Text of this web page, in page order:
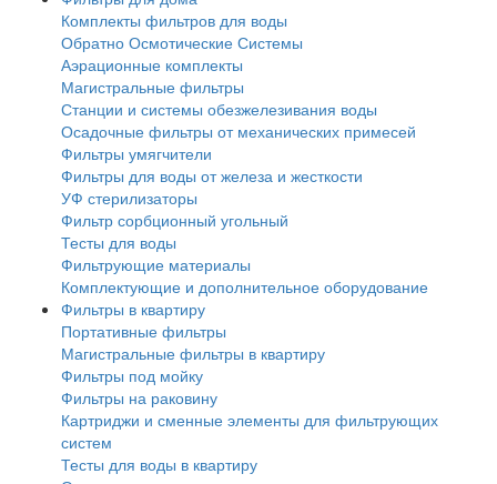
Комплекты фильтров для воды
Обратно Осмотические Системы
Аэрационные комплекты
Магистральные фильтры
Станции и системы обезжелезивания воды
Осадочные фильтры от механических примесей
Фильтры умягчители
Фильтры для воды от железа и жесткости
УФ стерилизаторы
Фильтр сорбционный угольный
Тесты для воды
Фильтрующие материалы
Комплектующие и дополнительное оборудование
Фильтры в квартиру
Портативные фильтры
Магистральные фильтры в квартиру
Фильтры под мойку
Фильтры на раковину
Картриджи и сменные элементы для фильтрующих
систем
Тесты для воды в квартиру